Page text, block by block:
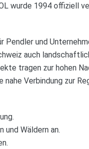
wurde 1994 offiziell
Pendler und
auch
tragen zur hohen
Verbindung zur
und Wäldern an.